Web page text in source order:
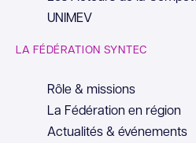
UNIMEV
LA FÉDÉRATION SYNTEC
Rôle & missions
La Fédération en région
Actualités & événements